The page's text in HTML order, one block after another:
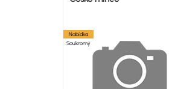
Nabídka
Soukromý